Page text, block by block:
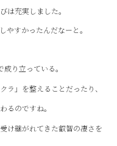
は充実しました。
やすかったんだなーと。
り立っている。
ラ」を整えることだったり、
るのですね。
け継がれてきた叡智の凄さを